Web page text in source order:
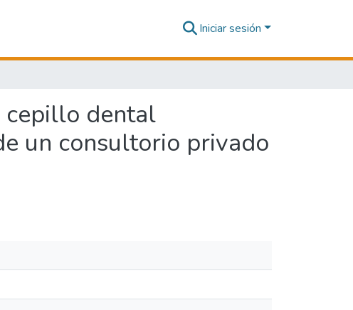
Iniciar sesión
cepillo dental
un consultorio privado